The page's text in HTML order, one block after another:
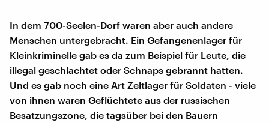
In dem 700-Seelen-Dorf waren aber auch andere
Menschen untergebracht. Ein Gefangenenlager für
Kleinkriminelle gab es da zum Beispiel für Leute, die
illegal geschlachtet oder Schnaps gebrannt hatten.
Und es gab noch eine Art Zeltlager für Soldaten - viele
von ihnen waren Geflüchtete aus der russischen
Besatzungszone, die tagsüber bei den Bauern